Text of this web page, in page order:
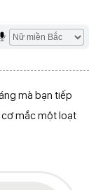
mà bạn tiếp
cơ mắc một loạt